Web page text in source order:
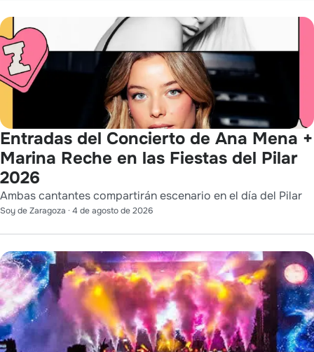
Entradas del Concierto de Ana Mena +
Marina Reche en las Fiestas del Pilar
2026
Ambas cantantes compartirán escenario en el día del Pilar
Soy de Zaragoza · 4 de agosto de 2026